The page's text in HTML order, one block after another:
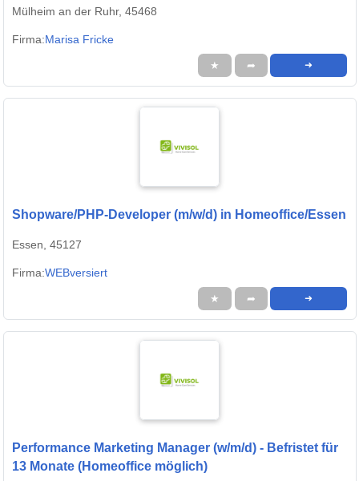
Mülheim an der Ruhr, 45468
Firma:Marisa Fricke
★ ➦ ➜
Shopware/PHP-Developer (m/w/d) in Homeoffice/Essen
Essen, 45127
Firma:WEBversiert
★ ➦ ➜
Performance Marketing Manager (w/m/d) - Befristet für
13 Monate (Homeoffice möglich)